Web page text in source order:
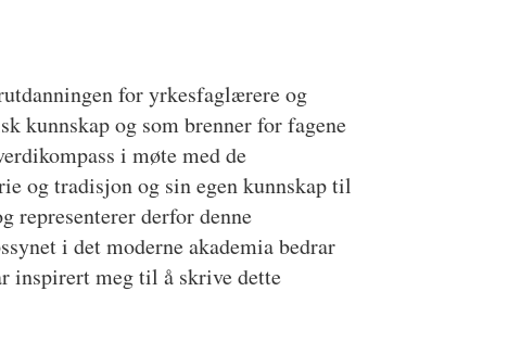
for yrkesfaglærere og
kunnskap og som brenner for fagene
i møte med de
og tradisjon og sin egen kunnskap til
representerer derfor denne
i det moderne akademia bedrar
inspirert meg til å skrive dette